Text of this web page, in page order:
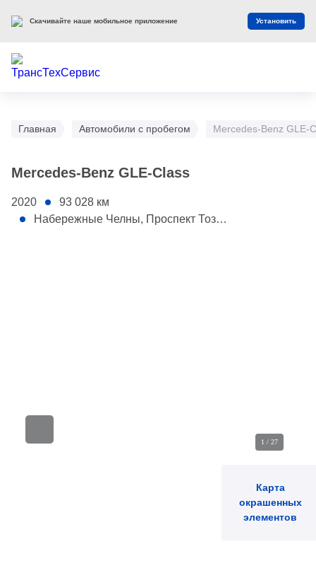
Главная Автомобили с пробегом Mercedes-Benz GLE-
Mercedes-Benz GLE-Class
2020 93 028 км
Набережные Челны, Проспект Тозелеш, 27
1 / 27
Карта
окрашенных
элементов
Скачивайте наше мобильное приложение Установить